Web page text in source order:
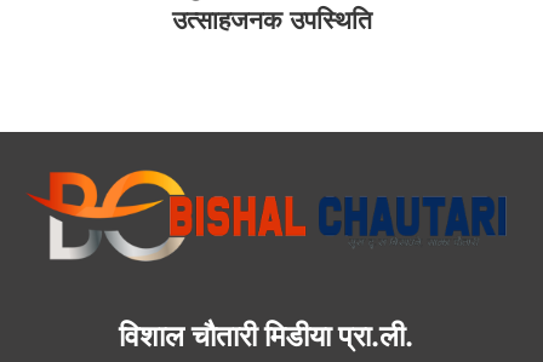
उत्साहजनक उपस्थिति
विशाल चौतारी मिडीया प्रा.ली.